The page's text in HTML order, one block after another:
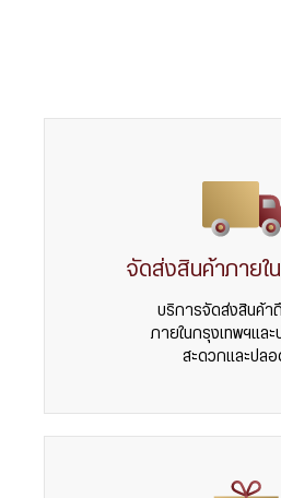
จัดส่งสินค้าภายใ
บริการจัดส่งสินค้า
ภายในกรุงเทพฯแล
สะดวกและปล